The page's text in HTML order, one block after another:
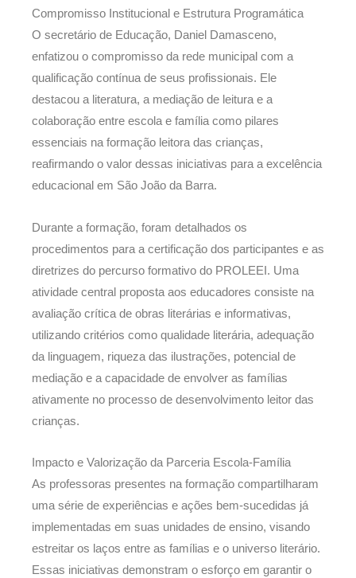
Compromisso Institucional e Estrutura Programática
O secretário de Educação, Daniel Damasceno,
enfatizou o compromisso da rede municipal com a
qualificação contínua de seus profissionais. Ele
destacou a literatura, a mediação de leitura e a
colaboração entre escola e família como pilares
essenciais na formação leitora das crianças,
reafirmando o valor dessas iniciativas para a excelência
educacional em São João da Barra.
Durante a formação, foram detalhados os
procedimentos para a certificação dos participantes e as
diretrizes do percurso formativo do PROLEEI. Uma
atividade central proposta aos educadores consiste na
avaliação crítica de obras literárias e informativas,
utilizando critérios como qualidade literária, adequação
da linguagem, riqueza das ilustrações, potencial de
mediação e a capacidade de envolver as famílias
ativamente no processo de desenvolvimento leitor das
crianças.
Impacto e Valorização da Parceria Escola-Família
As professoras presentes na formação compartilharam
uma série de experiências e ações bem-sucedidas já
implementadas em suas unidades de ensino, visando
estreitar os laços entre as famílias e o universo literário.
Essas iniciativas demonstram o esforço em garantir o